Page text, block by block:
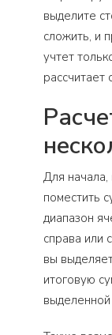
выделите
сложить, и
учтет
рассчитает
Для начала,
поместить
диапазон
справа или
вы
итоговую